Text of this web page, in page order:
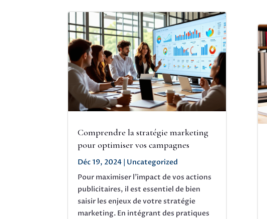
Comprendre la stratégie marketing
pour optimiser vos campagnes
Déc 19, 2024 | Uncategorized
Pour maximiser l'impact de vos actions
publicitaires, il est essentiel de bien
saisir les enjeux de votre stratégie
marketing. En intégrant des pratiques